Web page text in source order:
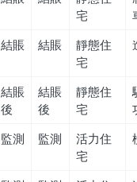
宅
結賬 結賬
靜態住
宅
結賬
後
結賬
後
靜態住
宅
監測 監測
活力住
宅